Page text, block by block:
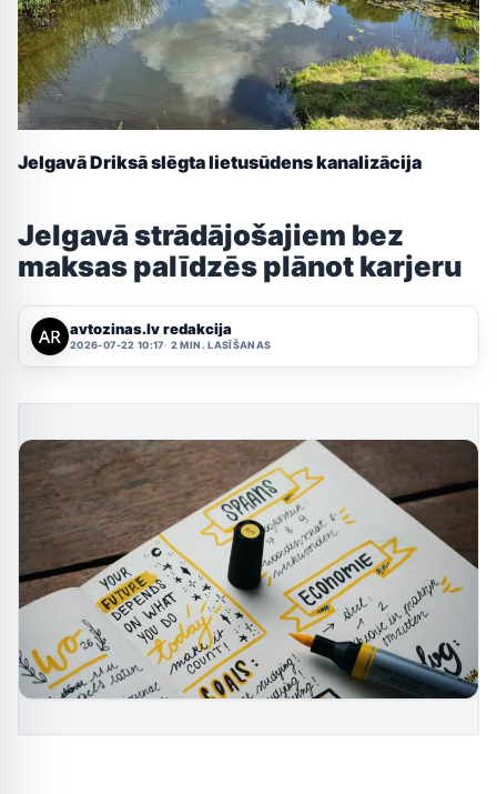
Jelgavā Driksā slēgta lietusūdens kanalizācija
Jelgavā strādājošajiem bez
maksas palīdzēs plānot karjeru
avtozinas.lv redakcija
2026-07-22 10:17 2 MIN. LASĪŠANAS